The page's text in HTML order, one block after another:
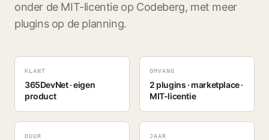
onder de MIT-licentie op Codeberg, met meer
plugins op de planning.
KLANT
365DevNet · eigen
product
OMVANG
2 plugins · marketplace ·
MIT-licentie
DUUR JAAR